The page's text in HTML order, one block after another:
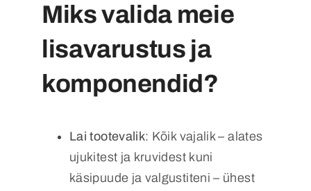
Miks valida meie
lisavarustus ja
komponendid?
Lai tootevalik: Kõik vajalik – alates
ujukitest ja kruvidest kuni
käsipuude ja valgustiteni – ühest